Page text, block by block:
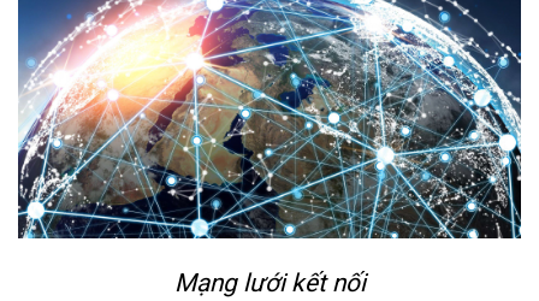
Mạng lưới kết nối